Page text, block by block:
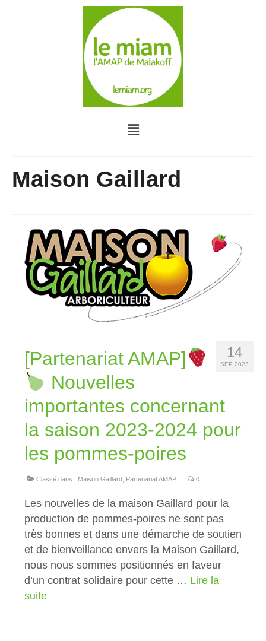
Maison Gaillard
14
SEP 2023
[Partenariat AMAP]
Nouvelles
importantes concernant
la saison 2023-2024 pour
les pommes-poires
Classé dans : Maison Gaillard Partenariat AMAP | 0
Les nouvelles de la maison Gaillard pour la
production de pommes-poires ne sont pas
très bonnes et dans une démarche de soutien
et de bienveillance envers la Maison Gaillard,
nous nous sommes positionnés en faveur
d’un contrat solidaire pour cette … Lire la
suite­­